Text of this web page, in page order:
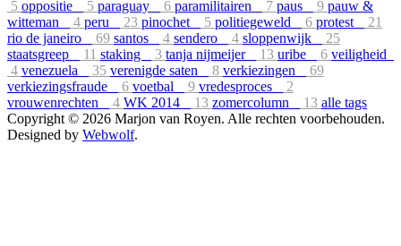
5 oppositie 5 paraguay 6 paramilitairen 7 paus 9 pauw &
witteman
4 peru 23 pinochet 5 politiegeweld 6 protest
21
rio de janeiro
69 santos 4 sendero 4 sloppenwijk
25
staatsgreep
11 staking 3 tanja nijmeijer 13 uribe 6 veiligheid
4 venezuela 35 verenigde saten 8 verkiezingen
69
verkiezingsfraude
6 voetbal 9 vredesproces
2
vrouwenrechten
4 WK 2014 13 zomercolumn 13 alle tags
Copyright © 2026 Marjon van Royen. Alle rechten voorbehouden.
Designed by Webwolf.